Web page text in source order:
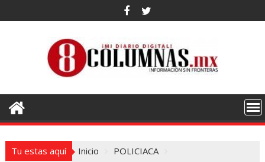
al
Tu estas aquí Inicio
POLICIACA